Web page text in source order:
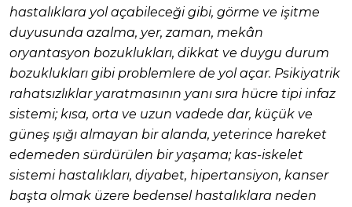
hastalıklara yol açabileceği gibi, görme ve işitme
duyusunda azalma, yer, zaman, mekân
oryantasyon bozuklukları, dikkat ve duygu durum
bozuklukları gibi problemlere de yol açar. Psikiyatrik
rahatsızlıklar yaratmasının yanı sıra hücre tipi infaz
sistemi; kısa, orta ve uzun vadede dar, küçük ve
güneş ışığı almayan bir alanda, yeterince hareket
edemeden sürdürülen bir yaşama; kas-iskelet
sistemi hastalıkları, diyabet, hipertansiyon, kanser
başta olmak üzere bedensel hastalıklara neden